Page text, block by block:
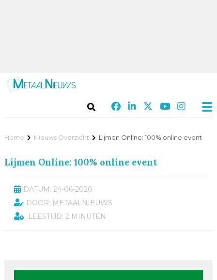
Home Nieuws Overzicht Lijmen Online: 100% online event
Lijmen Online: 100% online event
DATUM: 24-06-2020
DOOR: METAALNIEUWS
LEESTIJD: 2 MINUTEN